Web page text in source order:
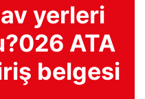
yerleri
ATA
belgesi